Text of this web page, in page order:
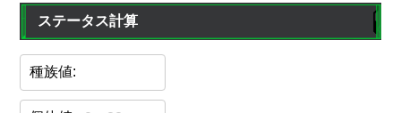
ステータス計算
種族値: